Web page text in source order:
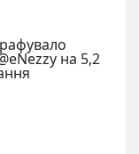
на 5,2